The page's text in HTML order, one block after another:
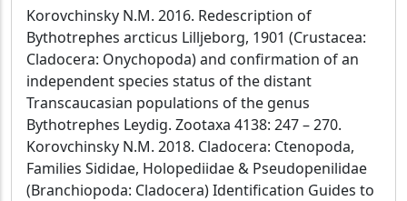
Korovchinsky N.M. 2016. Redescription of
Bythotrephes arcticus Lilljeborg, 1901 (Crustacea:
Cladocera: Onychopoda) and confirmation of an
independent species status of the distant
Transcaucasian populations of the genus
Bythotrephes Leydig. Zootaxa 4138: 247 – 270.
Korovchinsky N.M. 2018. Сladocera: Ctenopoda,
Families Sididae, Holopediidae & Pseudopenilidae
(Branchiopoda: Cladocera) Identification Guides to